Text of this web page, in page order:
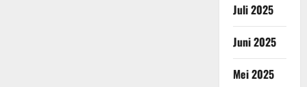
Juli 2025
Juni 2025
Mei 2025